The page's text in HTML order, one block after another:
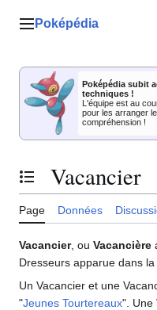
Menu principal
Poképédia
Poképédia subit
techniques !
L'équipe est au
pour les arranger
compréhension !
Basculer la table des
Vacancier
Page Données
Vacancier, ou Vacancière
Dresseurs apparue dans la
Un Vacancier et une
"Jeunes Tourtereaux". Une